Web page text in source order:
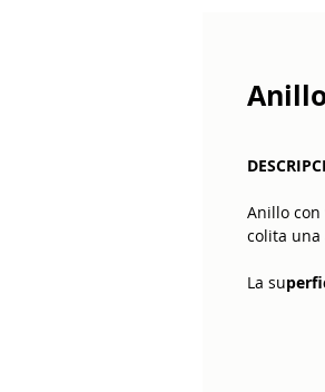
Anillo con
colita una
La su